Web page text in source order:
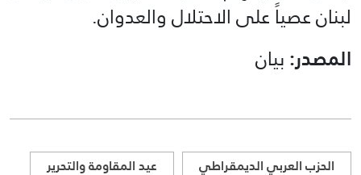
لبنان عصياً على الاحتلال والعدوان.
المصدر:بيان
الحزب العربي الديمقراطي عيد المقاومة والتحرير